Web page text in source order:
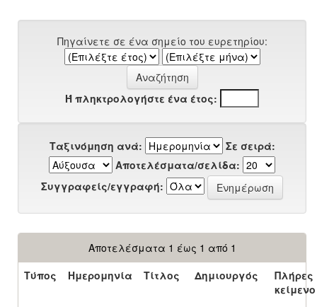
Πηγαίνετε σε ένα σημείο του ευρετηρίου:
Ή πληκτρολογήστε ένα έτος:
Ταξινόμηση ανά:
Σε σειρά:
Αποτελέσματα/σελίδα:
Συγγραφείς/εγγραφή:
Αποτελέσματα 1 έως 1 από 1
Τύπος
Ημερομηνία Τίτλος Δημιουργός
Πλήρες
κείμενο